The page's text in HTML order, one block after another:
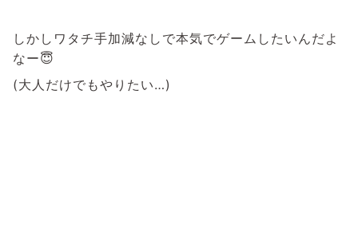
しかしワタチ手加減なしで本気でゲームしたいんだよ
なー😇
(大人だけでもやりたい…)